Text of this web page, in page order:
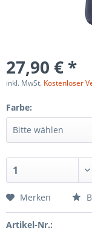
27,90 € *
inkl. MwSt. Kostenloser
Farbe:
Merken
Artikel-Nr.: